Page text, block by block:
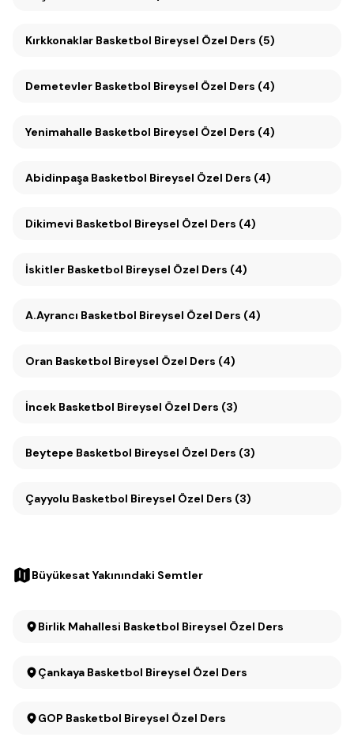
Kırkkonaklar Basketbol Bireysel Özel Ders (5)
Demetevler Basketbol Bireysel Özel Ders (4)
Yenimahalle Basketbol Bireysel Özel Ders (4)
Abidinpaşa Basketbol Bireysel Özel Ders (4)
Dikimevi Basketbol Bireysel Özel Ders (4)
İskitler Basketbol Bireysel Özel Ders (4)
A.Ayrancı Basketbol Bireysel Özel Ders (4)
Oran Basketbol Bireysel Özel Ders (4)
İncek Basketbol Bireysel Özel Ders (3)
Beytepe Basketbol Bireysel Özel Ders (3)
Çayyolu Basketbol Bireysel Özel Ders (3)
Büyükesat Yakınındaki Semtler
Birlik Mahallesi Basketbol Bireysel Özel Ders
Çankaya Basketbol Bireysel Özel Ders
GOP Basketbol Bireysel Özel Ders